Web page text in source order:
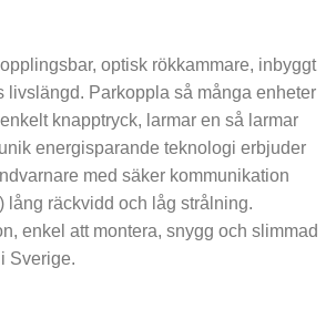
optisk rökkammare, inbyggt
livslängd. Parkoppla så många enheter
knapptryck, larmar en så larmar
energisparande teknologi erbjuder
med säker kommunikation
lång räckvidd och låg strålning.
enkel att montera, snygg och slimmad
Sverige.